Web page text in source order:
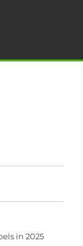
in 2025